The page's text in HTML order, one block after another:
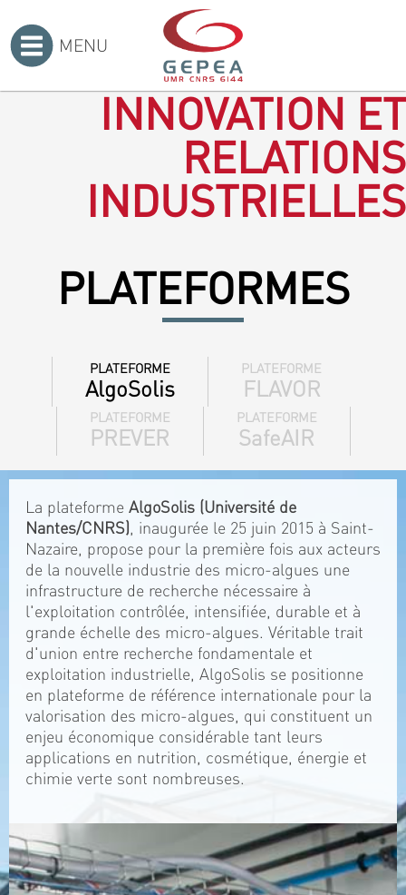
MENU
INNOVATION ET
RELATIONS
INDUSTRIELLES
PLATEFORMES
PLATEFORME
AlgoSolis
PLATEFORME
FLAVOR
PLATEFORME
PREVER
PLATEFORME
SafeAIR
La plateforme AlgoSolis (Université de
Nantes/CNRS), inaugurée le 25 juin 2015 à Saint-
Nazaire, propose pour la première fois aux acteurs
de la nouvelle industrie des micro-algues une
infrastructure de recherche nécessaire à
l'exploitation contrôlée, intensifiée, durable et à
grande échelle des micro-algues. Véritable trait
d'union entre recherche fondamentale et
exploitation industrielle, AlgoSolis se positionne
en plateforme de référence internationale pour la
valorisation des micro-algues, qui constituent un
enjeu économique considérable tant leurs
applications en nutrition, cosmétique, énergie et
chimie verte sont nombreuses.